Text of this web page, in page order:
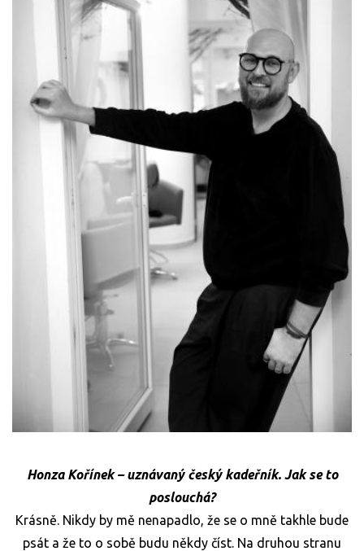
Honza Kořínek – uznávaný český kadeřník. Jak se to
poslouchá?
Krásně. Nikdy by mě nenapadlo, že se o mně takhle bude
psát a že to o sobě budu někdy číst. Na druhou stranu